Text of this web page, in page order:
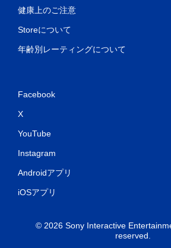
健康上のご注意
Storeについて
年齢別レーティングについて
Facebook
X
YouTube
Instagram
Androidアプリ
iOSアプリ
© 2026 Sony Interactive
reserved.